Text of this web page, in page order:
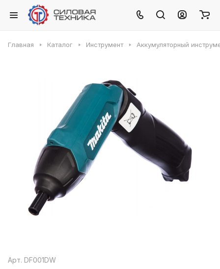
Главная Каталог Инструмент Аккумуляторный
Арт. DF001DW